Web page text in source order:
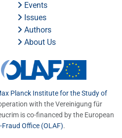
Events
Issues
Authors
About Us
Planck Institute for the Study of
with the Vereinigung für
is co-financed by the European
Office (OLAF).